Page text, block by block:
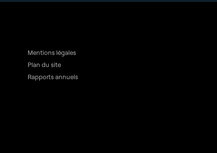
Mentions légales
Plan du site
Rapports annuels